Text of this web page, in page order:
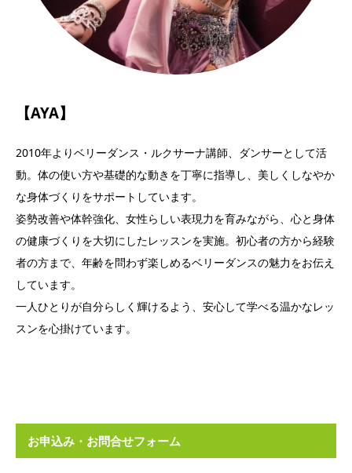
【AYA】
2010年よりベリーダンス・ルクサーナ講師、ダンサーとして活
動。体の使い方や基礎的な動きを丁寧に指導し、美しくしなやか
な身体づくりをサポートしています。
姿勢改善や体幹強化、女性らしい表現力を育みながら、心と身体
の健康づくりを大切にしたレッスンを実施。初心者の方から経験
者の方まで、年齢を問わず楽しめるベリーダンスの魅力をお伝え
しています。
一人ひとりが自分らしく輝けるよう、安心して学べる温かなレッ
スンを心掛けています。
お申込み・お問合せフォーム